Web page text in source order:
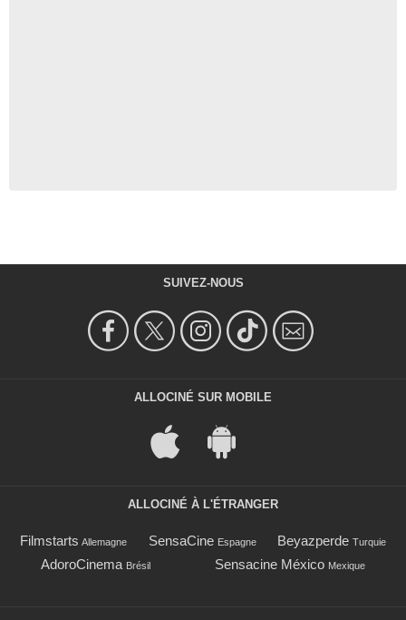
SUIVEZ-NOUS
ALLOCINÉ SUR MOBILE
ALLOCINÉ À L'ÉTRANGER
Filmstarts Allemagne SensaCine Espagne Beyazperde Turquie
AdoroCinema Brésil Sensacine México Mexique